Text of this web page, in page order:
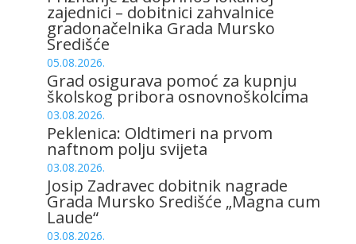
zajednici – dobitnici zahvalnice
gradonačelnika Grada Mursko
Središće
05.08.2026.
Grad osigurava pomoć za kupnju
školskog pribora osnovnoškolcima
03.08.2026.
Peklenica: Oldtimeri na prvom
naftnom polju svijeta
03.08.2026.
Josip Zadravec dobitnik nagrade
Grada Mursko Središće „Magna cum
Laude“
03.08.2026.